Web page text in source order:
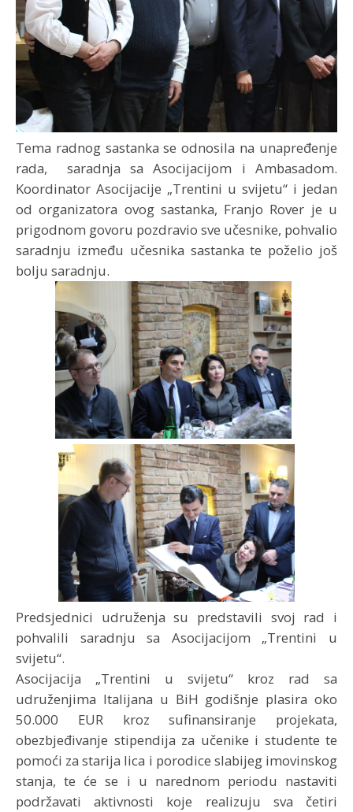
Tema radnog sastanka se odnosila na unapređenje
rada, saradnja sa Asocijacijom i Ambasadom.
Koordinator Asocijacije „Trentini u svijetu“ i jedan
od organizatora ovog sastanka, Franjo Rover je u
prigodnom govoru pozdravio sve učesnike, pohvalio
saradnju između učesnika sastanka te poželio još
bolju saradnju.
Predsjednici udruženja su predstavili svoj rad i
pohvalili saradnju sa Asocijacijom „Trentini u
svijetu“.
Asocijacija „Trentini u svijetu“ kroz rad sa
udruženjima Italijana u BiH godišnje plasira oko
50.000 EUR kroz sufinansiranje projekata,
obezbjeđivanje stipendija za učenike i studente te
pomoći za starija lica i porodice slabijeg imovinskog
stanja, te će se i u narednom periodu nastaviti
podržavati aktivnosti koje realizuju sva četiri